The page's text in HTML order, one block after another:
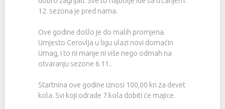
12. sezona je pred nama.
Ove godine došlo je do malih promjena.
Umjesto Cerovlja u ligu ulazi novi domaćin
Umag, i to ni manje ni više nego odmah na
otvaranju sezone 6.11..
Startnina ove godine iznosi 100,00 kn za devet
kola. Svi koji odrade 7.kola dobiti će majice.